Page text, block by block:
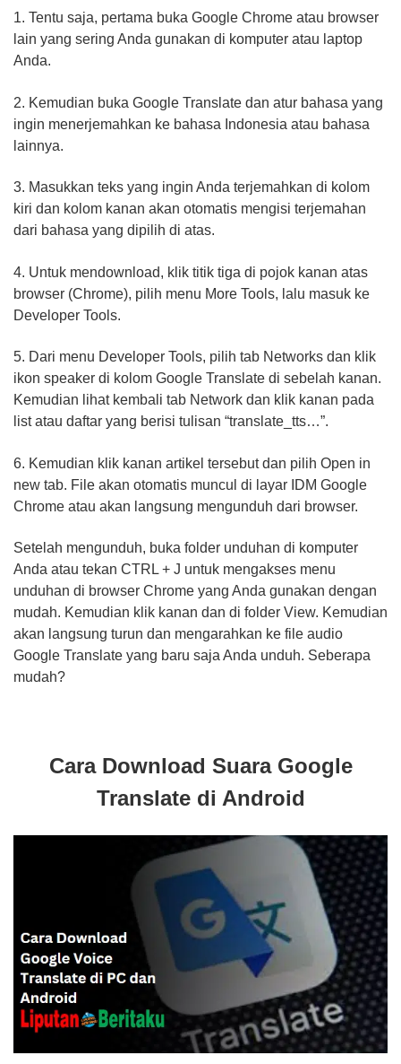
1. Tentu saja, pertama buka Google Chrome atau browser
lain yang sering Anda gunakan di komputer atau laptop
Anda.
2. Kemudian buka Google Translate dan atur bahasa yang
ingin menerjemahkan ke bahasa Indonesia atau bahasa
lainnya.
3. Masukkan teks yang ingin Anda terjemahkan di kolom
kiri dan kolom kanan akan otomatis mengisi terjemahan
dari bahasa yang dipilih di atas.
4. Untuk mendownload, klik titik tiga di pojok kanan atas
browser (Chrome), pilih menu More Tools, lalu masuk ke
Developer Tools.
5. Dari menu Developer Tools, pilih tab Networks dan klik
ikon speaker di kolom Google Translate di sebelah kanan.
Kemudian lihat kembali tab Network dan klik kanan pada
list atau daftar yang berisi tulisan “translate_tts…”.
6. Kemudian klik kanan artikel tersebut dan pilih Open in
new tab. File akan otomatis muncul di layar IDM Google
Chrome atau akan langsung mengunduh dari browser.
Setelah mengunduh, buka folder unduhan di komputer
Anda atau tekan CTRL + J untuk mengakses menu
unduhan di browser Chrome yang Anda gunakan dengan
mudah. Kemudian klik kanan dan di folder View. Kemudian
akan langsung turun dan mengarahkan ke file audio
Google Translate yang baru saja Anda unduh. Seberapa
mudah?
Cara Download Suara Google
Translate di Android